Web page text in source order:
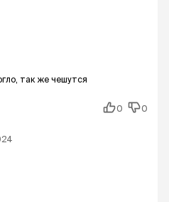
так же чешутся
0 0